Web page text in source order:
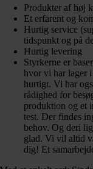
Produkter af høj
Et erfarent og
Hurtig service
tidspunkt og på
Hurtig levering
Styrkerne er
hvor vi har lager
hurtigt. Vi har
rådighed for
produktion og et
test. Der findes
behov. Og deri
glad. Vi vil altid
dig! Et